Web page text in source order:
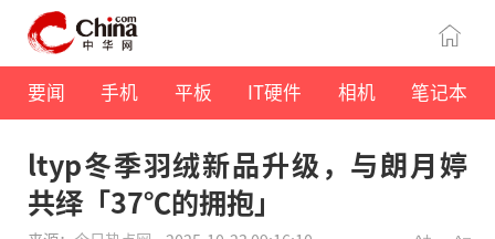
要闻 手机 平板 IT硬件 相机 笔记本
ltyp冬季羽绒新品升级，与朗月婷
共绎「37℃的拥抱」